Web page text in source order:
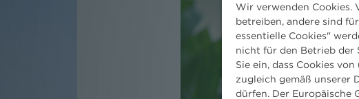
Wir verwenden Cookies.
betreiben, andere sind
essentielle Cookies"
nicht für den Betrieb der
Sie ein, dass Cookies
zugleich gemäß unserer
dürfen. Der Europäische